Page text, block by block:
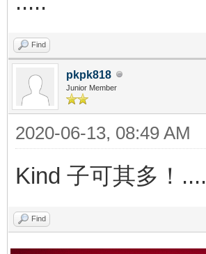
Find
pkpk818
Junior Member
2020-06-13, 08:49 AM
Kind 子可其多！....
Find